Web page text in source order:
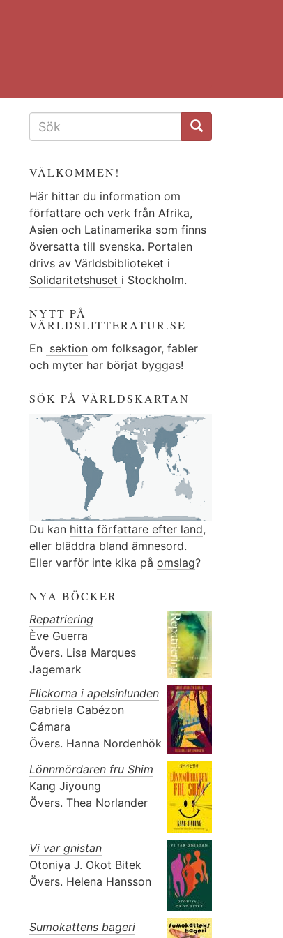
SÖKFORMULÄR
VÄLKOMMEN!
Här hittar du information om
författare och verk från Afrika,
Asien och Latinamerika som finns
översatta till svenska. Portalen
drivs av Världsbiblioteket i
Solidaritetshuset i Stockholm.
NYTT PÅ
VÄRLDSLITTERATUR.SE
En sektionom folksagor, fabler
och myter har börjat byggas!
SÖK PÅ VÄRLDSKARTAN
Du kan hitta författare efter land,
eller bläddra bland ämnesord.
Eller varför inte kika på omslag?
NYA BÖCKER
Repatriering
Ève Guerra
Övers. Lisa Marques
Jagemark
Flickorna i apelsinlunden
Gabriela Cabézon
Cámara
Övers. Hanna Nordenhök
Lönnmördaren fru Shim
Kang Jiyoung
Övers. Thea Norlander
Vi var gnistan
Otoniya J. Okot Bitek
Övers. Helena Hansson
Sumokattens bageri